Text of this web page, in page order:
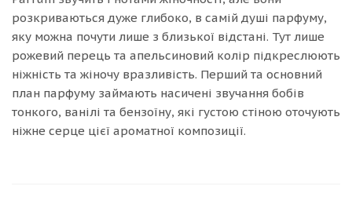
розкриваються дуже глибоко, в самій душі парфуму,
яку можна почути лише з близької відстані. Тут лише
рожевий перець та апельсиновий колір підкреслюють
ніжність та жіночу вразливість. Перший та основний
план парфуму займають насичені звучання бобів
тонкого, ванілі та бензоїну, які густою стіною оточують
ніжне серце цієї ароматної композиції.